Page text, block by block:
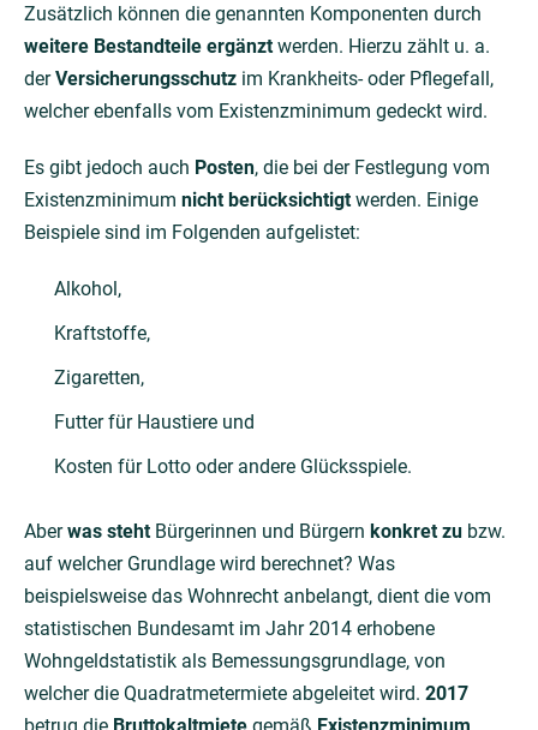
Zusätzlich können die genannten Komponenten durch
weitere Bestandteile ergänztwerden. Hierzu zählt u. a.
derVersicherungsschutz im Krankheits- oder Pflegefall,
welcher ebenfalls vom Existenzminimum gedeckt wird.
Es gibt jedoch auch Posten, die bei der Festlegung vom
Existenzminimum nicht berücksichtigtwerden. Einige
Beispiele sind im Folgenden aufgelistet:
Alkohol,
Kraftstoffe,
Zigaretten,
Futter für Haustiere und
Kosten für Lotto oder andere Glücksspiele.
Aberwas stehtBürgerinnen und Bürgern konkret zu bzw.
auf welcher Grundlage wird berechnet? Was
beispielsweise das Wohnrecht anbelangt, dient die vom
statistischen Bundesamt im Jahr 2014 erhobene
Wohngeldstatistik als Bemessungsgrundlage, von
welcher die Quadratmetermiete abgeleitet wird. 2017